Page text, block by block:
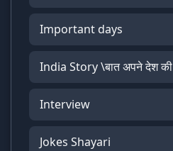
Important days
India Story \बात अपने देश की
Interview
Jokes Shayari